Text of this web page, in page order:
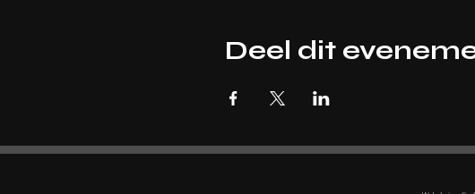
Deel dit